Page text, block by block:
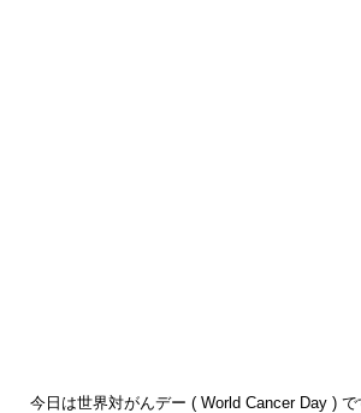
今日は世界対がんデー ( World Cancer Day ) で